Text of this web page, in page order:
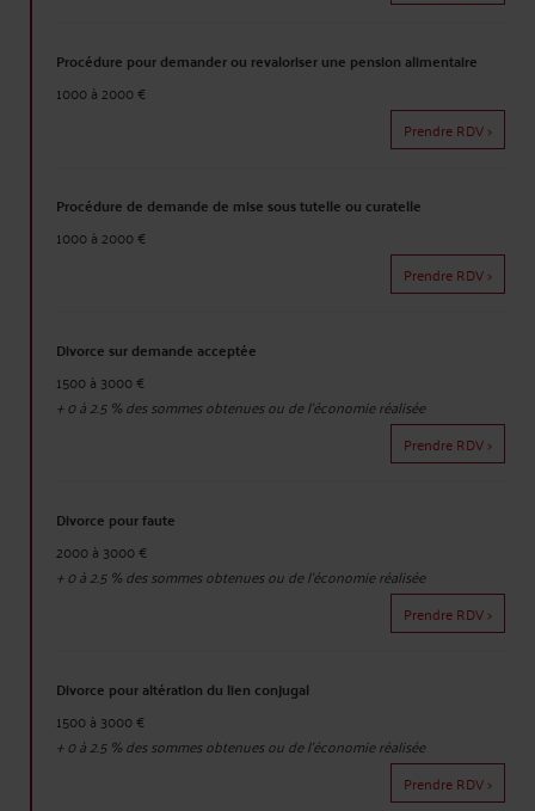
Procédure pour demander ou revaloriser une pension alimentaire
1000 à 2000 €
Prendre RDV >
Procédure de demande de mise sous tutelle ou curatelle
1000 à 2000 €
Prendre RDV >
Divorce sur demande acceptée
1500 à 3000 €
+0 à 2.5% des sommes obtenues ou de l'économie réalisée
Prendre RDV >
Divorce pour faute
2000 à 3000 €
+0 à 2.5% des sommes obtenues ou de l'économie réalisée
Prendre RDV >
Divorce pour altération du lien conjugal
1500 à 3000 €
+0 à 2.5% des sommes obtenues ou de l'économie réalisée
Prendre RDV >